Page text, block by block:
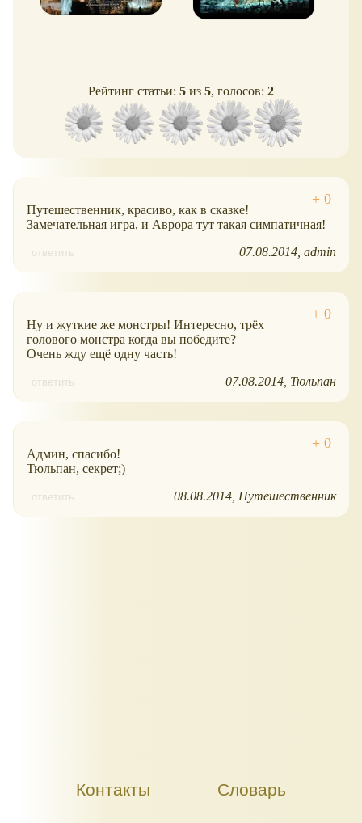
Рейтинг статьи: 5 из 5, голосов: 2
Путешественник, красиво, как в сказке!
Замечательная игра, и Аврора тут такая симпатичная!
ответить 07.08.2014 admin
Ну и жуткие же монстры! Интересно, трёх
голового монстра когда вы победите?
Очень жду ещё одну часть!
ответить 07.08.2014 Тюльпан
Админ, спасибо!
Тюльпан, секрет;)
ответить 08.08.2014 Путешественник
Контакты Словарь